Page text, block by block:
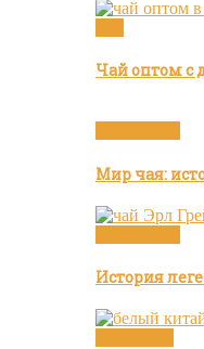
Чай оптом с
Мир чая:
История